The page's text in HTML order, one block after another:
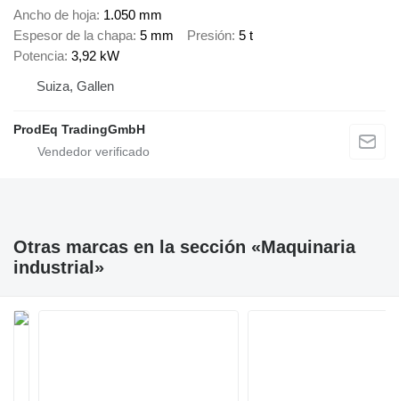
Ancho de hoja 1.050 mm
Espesor de la chapa 5 mm Presión 5 t
Potencia 3,92 kW
Suiza, Gallen
ProdEq TradingGmbH
Otras marcas en la sección «Maquinaria
industrial»